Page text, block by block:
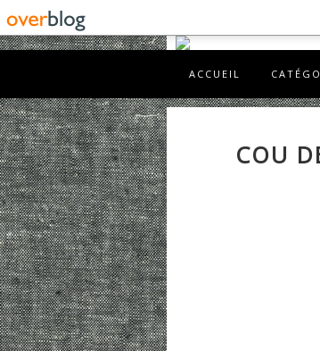
ACCUEIL
COU